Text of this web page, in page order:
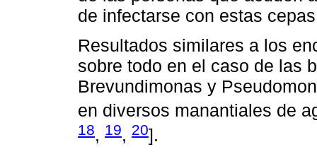
de infectarse con estas
Resultados similares a los
sobre todo en el caso de las
Brevundimonas y
en diversos manantiales de
18, 19, 20].